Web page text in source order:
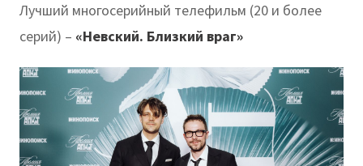
Лучший многосерийный телефильм (20 и более
серий) – «Невский. Близкий враг»